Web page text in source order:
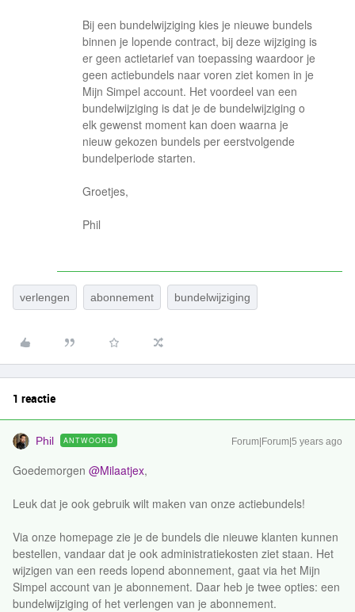
Bij een bundelwijziging kies je nieuwe bundels
binnen je lopende contract, bij deze wijziging is
er geen actietarief van toepassing waardoor je
geen actiebundels naar voren ziet komen in je
Mijn Simpel account. Het voordeel van een
bundelwijziging is dat je de bundelwijziging o
elk gewenst moment kan doen waarna je
nieuw gekozen bundels per eerstvolgende
bundelperiode starten.
Groetjes,
Phil
verlengen abonnement bundelwijziging
1 reactie
Phil ANTWOORD Forum|Forum|5 years ago
Goedemorgen @Milaatjex,
Leuk dat je ook gebruik wilt maken van onze actiebundels!
Via onze homepage zie je de bundels die nieuwe klanten kunnen
bestellen, vandaar dat je ook administratiekosten ziet staan. Het
wijzigen van een reeds lopend abonnement, gaat via het Mijn
Simpel account van je abonnement. Daar heb je twee opties: een
bundelwijziging of het verlengen van je abonnement.